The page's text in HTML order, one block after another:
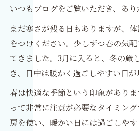
いつもブログをご覧いただき、あり
まだ寒さが残る日もありますが、
をつけください。少しずつ春の気
てきました。3月に入ると、冬の厳
き、日中は暖かく過ごしやすい日が
春は快適な季節という印象があり
って非常に注意が必要なタイミン
房を使い、暖かい日には過ごしや